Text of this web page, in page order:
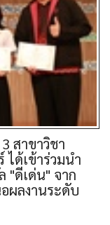
สาขาวิชา
ด้เข้าร่วมนำ
"ดีเด่น" จาก
ผลงานระดับ